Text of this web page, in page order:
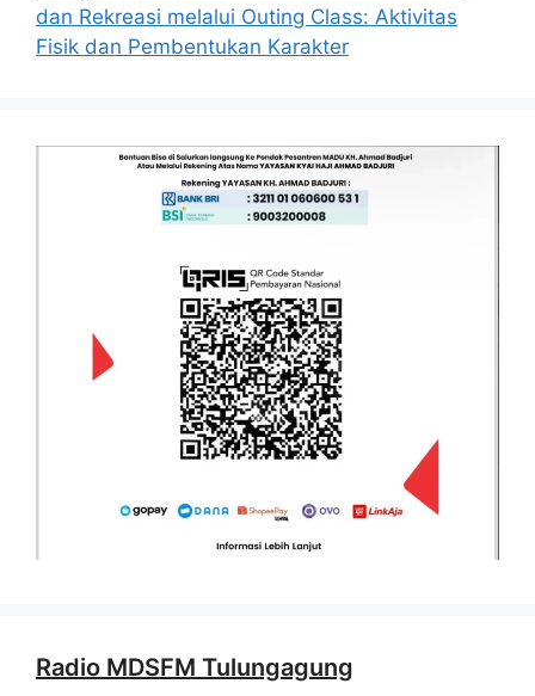
dan Rekreasi melalui Outing Class: Aktivitas
Fisik dan Pembentukan Karakter
Radio MDSFM Tulungagung